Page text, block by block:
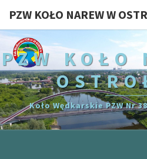
PZW KOŁO NAREW W
PZW KOŁO
Koło Wędkarskie PZW Nr